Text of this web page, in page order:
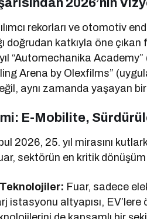
2026’nın
rekorları ve otomotiv
katkıyla öne çıkan
“Automechanika
Arena by Olexfilms”
aynı zamanda yaşayan
E-Mobilite,
2026, 25. yıl mirasını
sektörün en kritik
Teknolojiler: Fuar, sadece
istasyonu altyapısı, EV’lere